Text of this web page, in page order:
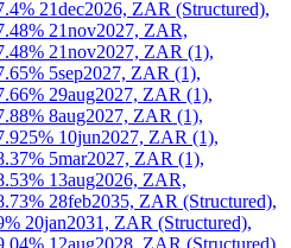
21dec2026, ZAR (Structured),
21nov2027, ZAR,
21nov2027, ZAR (1),
5sep2027, ZAR (1),
29aug2027, ZAR (1),
8aug2027, ZAR (1),
10jun2027, ZAR (1),
5mar2027, ZAR (1),
13aug2026, ZAR,
28feb2035, ZAR (Structured),
20jan2031, ZAR (Structured),
12aug2028, ZAR (Structured),